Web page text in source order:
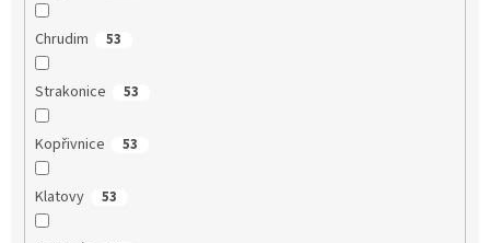
Chrudim 53
Strakonice 53
Kopřivnice 53
Klatovy 53